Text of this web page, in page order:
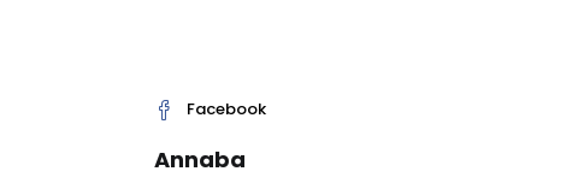
Facebook
Annaba